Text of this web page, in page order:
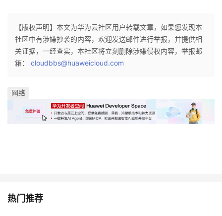
【版权声明】本文为华为云社区用户转载文章，如果您发现本
社区中有涉嫌抄袭的内容，欢迎发送邮件进行举报，并提供相
关证据，一经查实，本社区将立刻删除涉嫌侵权内容，举报邮
箱： cloudbbs@huaweicloud.com
网络
热门推荐